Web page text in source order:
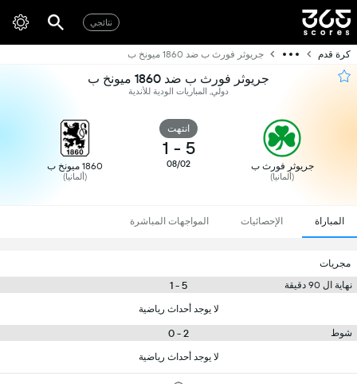
نتائجي
كرة قدم جريوثر فورث ب ضد 1860 ميونخ ب
جريوثر فورث ب ضد 1860 ميونخ ب
دولي, المباريات الودية للأندية
جريوثر فورث ب
(ألمانيا)
انتهت
5
-
1
08/02 1860 ميونخ ب
(ألمانيا)
المباراة الإحصائيات المواجهات المباشرة
مجريات
نهاية ال 90 دقيقة
5 - 1
لا يوجد أحداث رياضية
شوط 2 - 0
لا يوجد أحداث رياضية